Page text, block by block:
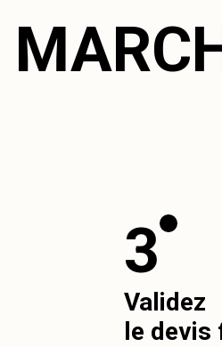
3
Validez
le devis